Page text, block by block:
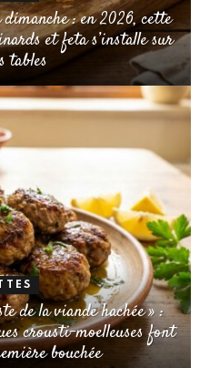
: en 2026, cette
et feta s’installe sur
tables
de la viande hachée » :
crousti-moelleuses font
bouchée